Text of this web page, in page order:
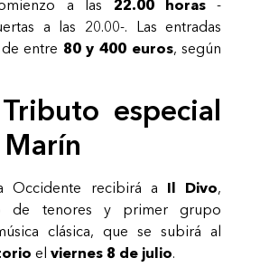
a las 22.00 horas -
a las 20.00-. Las entradas
entre 80 y 400 euros, según
especial
Marín
Occidente recibirá a Il Divo,
de tenores y primer grupo
clásica, que se subirá al
el viernes 8 de julio.